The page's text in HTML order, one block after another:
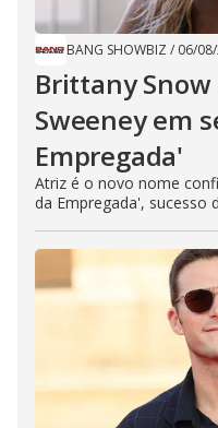
BANG SHOWBIZ / 06/
Brittany
Sweeney em
Empregada​'
Atriz é o novo nome
da Empregada', sucesso